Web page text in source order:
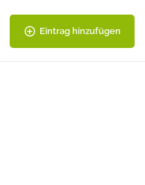
Eintrag hinzufügen